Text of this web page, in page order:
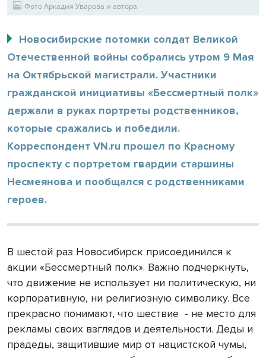
Фото Аркадия Уварова и автора
Новосибирские потомки солдат Великой
Отечественной войны собрались утром 9 Мая
на Октябрьской магистрали. Участники
гражданской инициативы «Бессмертный полк»
держали в руках портреты родственников,
которые сражались и победили.
Корреспондент VN.ru прошел по Красному
проспекту с портретом гвардии старшины
Несмеянова и пообщался с родственниками
героев.
В шестой раз Новосибирск присоединился к
акции «Бессмертный полк». Важно подчеркнуть,
что движение не использует ни политическую, ни
корпоративную, ни религиозную символику. Все
прекрасно понимают, что шествие - не место для
рекламы своих взглядов и деятельности. Деды и
прадеды, защитившие мир от нацистской чумы,